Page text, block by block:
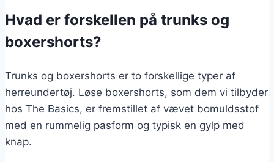
Hvad er forskellen på trunks og
boxershorts?
Trunks og boxershorts er to forskellige typer af
herreundertøj. Løse boxershorts, som dem vi tilbyder
hos The Basics, er fremstillet af vævet bomuldsstof
med en rummelig pasform og typisk en gylp med
knap.